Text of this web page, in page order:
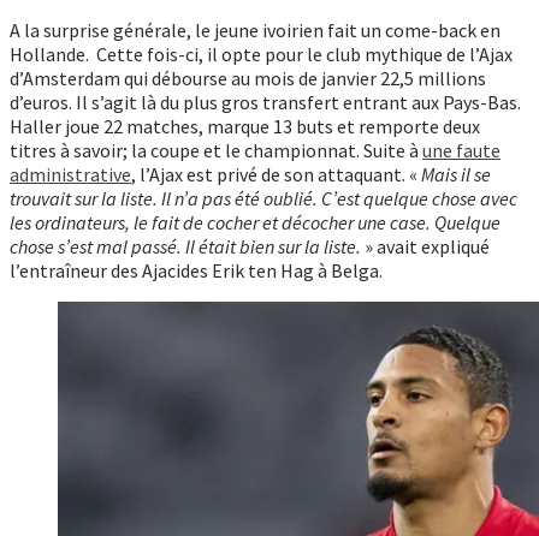
A la surprise générale, le jeune ivoirien fait un come-back en
Hollande. Cette fois-ci, il opte pour le club mythique de l’Ajax
d’Amsterdam qui débourse au mois de janvier 22,5 millions
d’euros. Il s’agit là du plus gros transfert entrant aux Pays-Bas.
Haller joue 22 matches, marque 13 buts et remporte deux
titres à savoir; la coupe et le championnat. Suite à une faute
administrative, l’Ajax est privé de son attaquant. « Mais il se
trouvait sur la liste. Il n’a pas été oublié. C’est quelque chose avec
les ordinateurs, le fait de cocher et décocher une case. Quelque
chose s’est mal passé. Il était bien sur la liste. » avait expliqué
l’entraîneur des Ajacides Erik ten Hag à Belga.